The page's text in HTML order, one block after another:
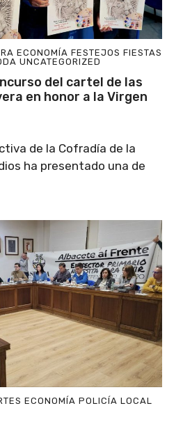
ECONOMÍA FESTEJOS FIESTAS
UNCATEGORIZED
del cartel de las
en honor a la Virgen
de la Cofradía de la
ha presentado una de
ECONOMÍA POLICÍA LOCAL